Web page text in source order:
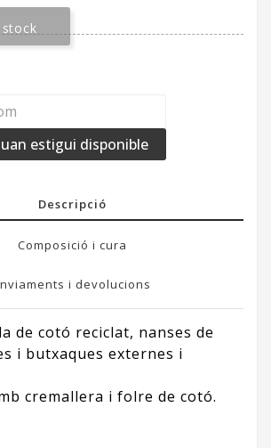
estigui disponible
Descripció
Composició i cura
i devolucions
de cotó reciclat, nanses de
i butxaques externes i
cremallera i folre de cotó.